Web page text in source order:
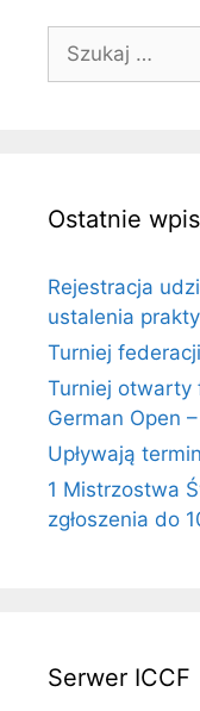
Szukaj:
Ostatnie
Rejestracja
ustalenia
Turniej
Turniej otwarty
German Open
Upływają
1 Mistrzostwa
zgłoszenia do
Serwer ICCF